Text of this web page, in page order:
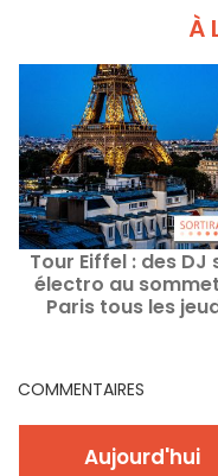
À
Tour Eiffel : des DJ
électro au
Paris tous les
COMMENTAIRES
Aujourd'hui